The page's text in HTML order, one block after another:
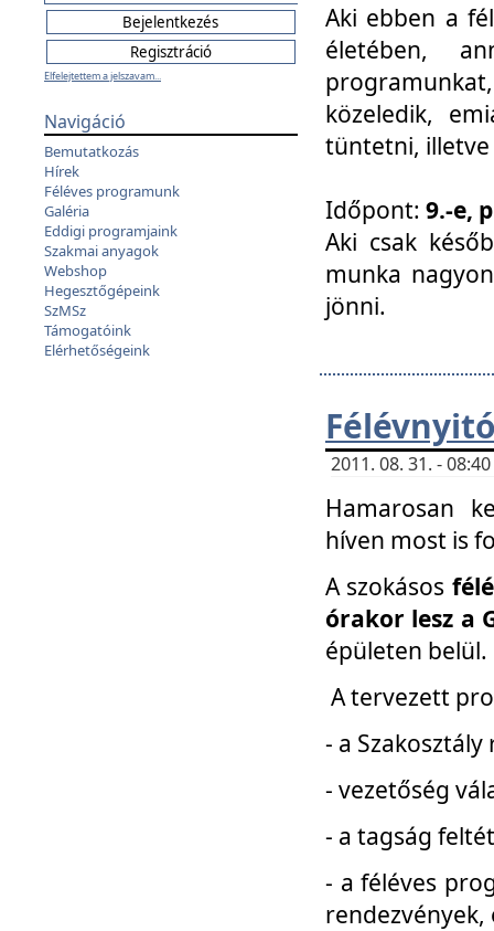
Elfelejtettem a jelszavam...
Navigáció
Bemutatkozás
Hírek
Féléves programunk
Galéria
Eddigi programjaink
Szakmai anyagok
Webshop
Hegesztőgépeink
SzMSz
Támogatóink
Elérhetőségeink
Aki ebben a
életében,
közeledik,
tüntetni, illetve
Időpont: 9.-e,
Aki csak
munka
jönni.
2011. 08. 31. -
Hamarosan
híven most is
A szokásos
órakor lesz a
épületen belül.
A tervezett
- a
- vezetőség
- a tagság
- a féléves